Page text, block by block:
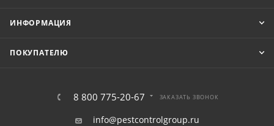
ИНФОРМАЦИЯ
ПОКУПАТЕЛЮ
8 800 775-20-67 ЗАКАЗАТЬ ЗВОНОК
info@pestcontrolgroup.ru